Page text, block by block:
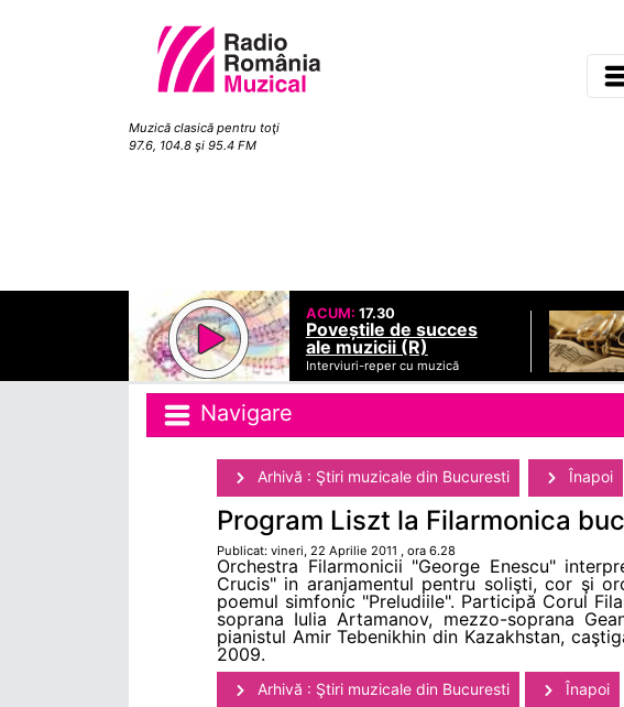
Muzică clasică pentru toţi
97.6, 104.8 şi 95.4 FM
ACUM: 17.30
Poveștile de succes
ale muzicii (R)
Interviuri-reper cu muzică
Navigare
Arhivă : Ştiri muzicale din Bucuresti Înapoi
Program Liszt la Filarmonica
Publicat: vineri, 22 Aprilie 2011 , ora 6.28
Orchestra Filarmonicii "George Enescu"
Crucis" in aranjamentul pentru solişti, cor şi
poemul simfonic "Preludiile". Participă Corul
soprana Iulia Artamanov, mezzo-soprana
pianistul Amir Tebenikhin din Kazakhstan,
2009.
Arhivă : Ştiri muzicale din Bucuresti Înapoi